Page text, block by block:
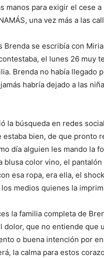
manos para exigir el cese
una vez más a las
Brenda se escribía con
el lunes 26 muy
Brenda no había llegado
habría dejado a las
la búsqueda en redes
estaba bien, de que pronto
día alguien les mando la
blusa color vino, el
esa ropa, era ella, el
medios quienes la
la familia completa de
dolor, que no entiende que
o buena intención por
la calma para estos